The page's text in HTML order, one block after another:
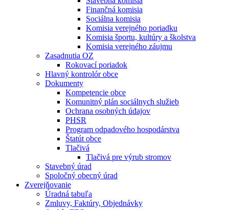
Finančná komisia
Sociálna komisia
Komisia verejného poriadku
Komisia športu, kultúry a školstva
Komisia verejného záujmu
Zasadnutia OZ
Rokovací poriadok
Hlavný kontrolór obce
Dokumenty
Kompetencie obce
Komunitný plán sociálnych služieb
Ochrana osobných údajov
PHSR
Program odpadového hospodárstva
Štatút obce
Tlačivá
Tlačivá pre výrub stromov
Stavebný úrad
Spoločný obecný úrad
Zverejňovanie
Úradná tabuľa
Zmluvy, Faktúry, Objednávky